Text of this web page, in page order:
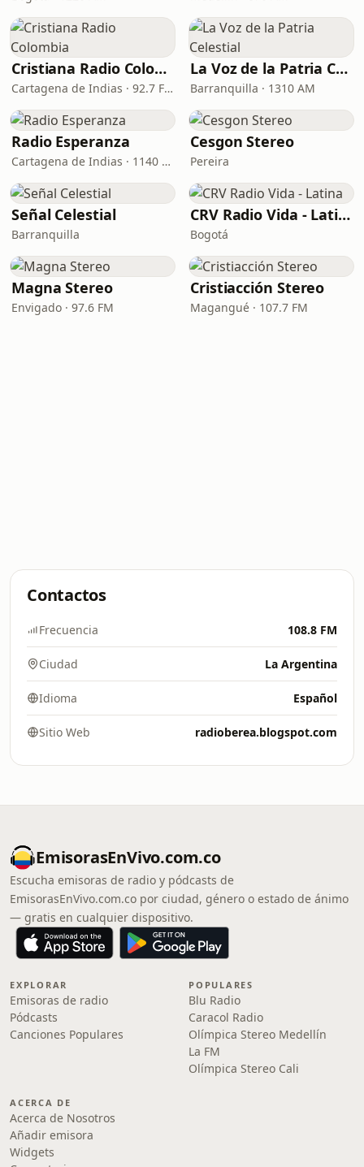
Cristiana Radio Colombia
Cartagena de Indias · 92.7 FM
La Voz de la Patria Celestial
Barranquilla · 1310 AM
Radio Esperanza
Cartagena de Indias · 1140 AM
Cesgon Stereo
Pereira
Señal Celestial
Barranquilla
CRV Radio Vida - Latina
Bogotá
Magna Stereo
Envigado · 97.6 FM
Cristiacción Stereo
Magangué · 107.7 FM
Contactos
Frecuencia 108.8 FM
Ciudad La Argentina
Idioma Español
Sitio Web radioberea.blogspot.com
EmisorasEnVivo.com.co
Escucha emisoras de radio y pódcasts de
EmisorasEnVivo.com.co por ciudad, género o estado de ánimo
— gratis en cualquier dispositivo.
EXPLORAR
Emisoras de radio
Pódcasts
Canciones Populares
POPULARES
Blu Radio
Caracol Radio
Olímpica Stereo Medellín
La FM
Olímpica Stereo Cali
ACERCA DE
Acerca de Nosotros
Añadir emisora
Widgets